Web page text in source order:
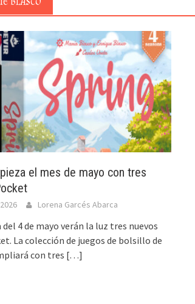
el mes de mayo con tres
Lorena Garcés Abarca
del 4 de mayo verán la luz tres nuevos
La colección de juegos de bolsillo de
con tres […]